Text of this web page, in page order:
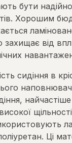
бути
Хорошим
від
сидіння в
Ці